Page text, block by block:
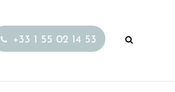
+33 1 55 02 14 53